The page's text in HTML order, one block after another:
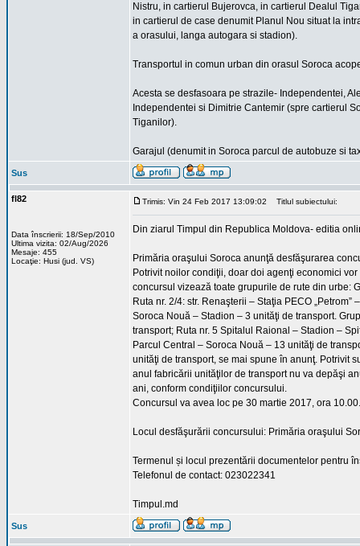
Nistru, in cartierul Bujerovca, in cartierul Dealul
in cartierul de case denumit Planul Nou situat la
a orasului, langa autogara si stadion).
Transportul in comun urban din orasul Soroca
Acesta se desfasoara pe strazile- Independentei,
Independentei si Dimitrie Cantemir (spre cartierul
Tiganilor).
Garajul (denumit in Soroca parcul de autobuze si
Sus
fl82
Data înscrierii: 18/Sep/2010
Ultima vizita: 02/Aug/2026
Mesaje: 455
Locaţie: Husi (jud. VS)
Trimis: Vin 24 Feb 2017 13:09:02 Titlul subiectului:
Din ziarul Timpul din Republica Moldova- editia
Primăria oraşului Soroca anunţă desfăşurarea
Potrivit noilor condiţii, doar doi agenţi economici
concursul vizează toate grupurile de rute din urbe:
Ruta nr. 2/4: str. Renaşterii – Staţia PECO
Soroca Nouă – Stadion – 3 unităţi de transport.
transport; Ruta nr. 5 Spitalul Raional – Stadion –
Parcul Central – Soroca Nouă – 13 unităţi de
unităţi de transport, se mai spune în anunţ. Potrivit
anul fabricării unităţilor de transport nu va depăşi
ani, conform condiţiilor concursului.
Concursul va avea loc pe 30 martie 2017, ora 10.00.
Locul desfăşurării concursului: Primăria oraşului
Termenul și locul prezentării documentelor pentru
Telefonul de contact: 023022341
Timpul.md
Sus